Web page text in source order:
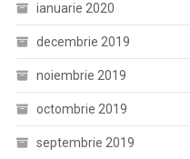
ianuarie 2020
decembrie 2019
noiembrie 2019
octombrie 2019
septembrie 2019